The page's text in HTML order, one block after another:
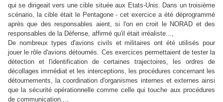
qui se dirigeait vers une cible située aux Etats-Unis. Dans un troisième
scénario, la cible était le Pentagone - cet exercice a été déprogrammé
après que des responsables aient, si l'on en croit le NORAD et des
responsables de la Défense, affirmé qu'il était irréaliste...,
De nombreux types d'avions civils et militaires ont été utilisés pour
jouer le rôle d'avions détournés. Ces exercices permettaient de tester la
détection et l'identification de certaines trajectoires, les ordres de
décollages immédiat et les interceptions, les procédures concernant les
détournements, la coordination d'organismes internes et externes ainsi
que la sécurité opérationnelle comme celle qui touche aux procédures
de communication...,